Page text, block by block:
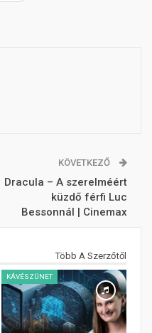
KÖVETKEZŐ
Dracula – A szerelméért
küzdő férfi Luc
Bessonnál | Cinemax
Több A Szerzőtől
KÁVÉSZÜNET